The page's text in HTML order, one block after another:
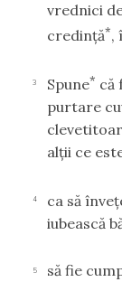
vrednici
credinţă*,
3 Spune* că
purtare
alţii ce
4 ca să
iubească
5
să fie